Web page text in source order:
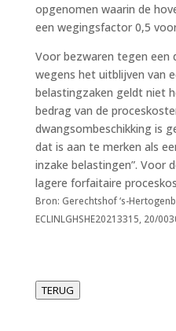
opgenomen waarin de
een wegingsfactor 0,5
Voor bezwaren tegen een
wegens het uitblijven van
belastingzaken geldt niet
bedrag van de
dwangsombeschikking is
dat is aan te merken als
inzake belastingen”. Voor
lagere forfaitaire
Bron: Gerechtshof ‘s-
ECLINLGHSHE20213315, 20/
TERUG